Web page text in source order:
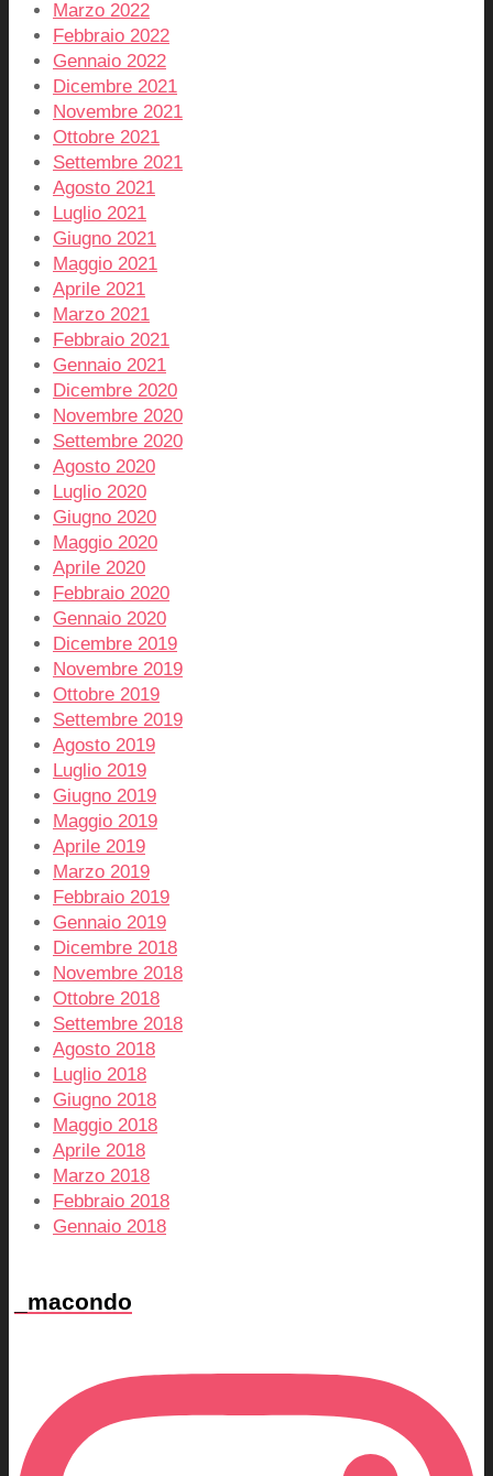
Marzo 2022
Febbraio 2022
Gennaio 2022
Dicembre 2021
Novembre 2021
Ottobre 2021
Settembre 2021
Agosto 2021
Luglio 2021
Giugno 2021
Maggio 2021
Aprile 2021
Marzo 2021
Febbraio 2021
Gennaio 2021
Dicembre 2020
Novembre 2020
Settembre 2020
Agosto 2020
Luglio 2020
Giugno 2020
Maggio 2020
Aprile 2020
Febbraio 2020
Gennaio 2020
Dicembre 2019
Novembre 2019
Ottobre 2019
Settembre 2019
Agosto 2019
Luglio 2019
Giugno 2019
Maggio 2019
Aprile 2019
Marzo 2019
Febbraio 2019
Gennaio 2019
Dicembre 2018
Novembre 2018
Ottobre 2018
Settembre 2018
Agosto 2018
Luglio 2018
Giugno 2018
Maggio 2018
Aprile 2018
Marzo 2018
Febbraio 2018
Gennaio 2018
_macondo